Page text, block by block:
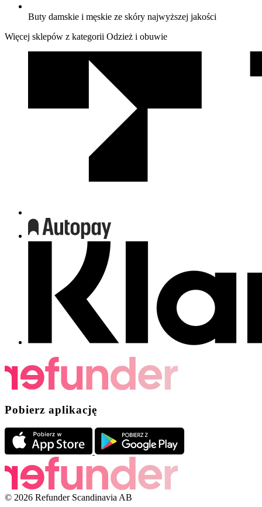
Buty damskie i męskie ze skóry najwyższej jakości
Więcej sklepów z kategorii Odzież i obuwie
Pobierz aplikację
© 2026 Refunder Scandinavia AB